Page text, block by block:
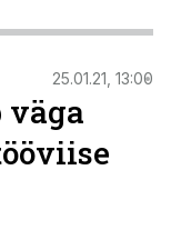
25.01.21, 13:00